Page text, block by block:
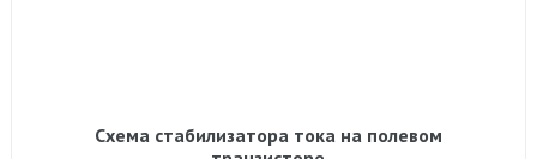
Схема стабилизатора тока на полевом